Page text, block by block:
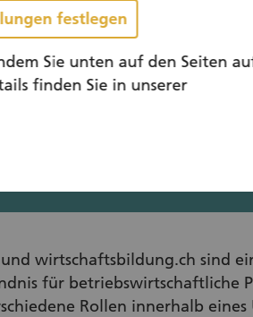
wirtschaftsbildung.ch sind
für betriebswirtschaftliche
Rollen innerhalb eines
festlegen
Sie unten auf den Seiten
finden Sie in unserer